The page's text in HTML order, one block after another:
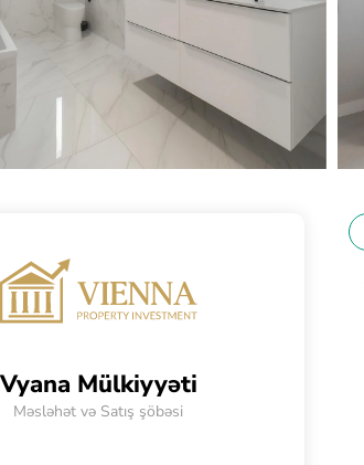
Vyana Mülkiyyəti
Məsləhət və Satış şöbəsi